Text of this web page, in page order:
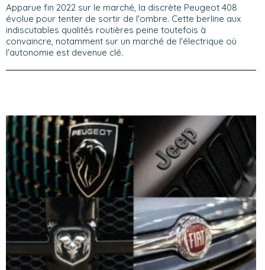
Apparue fin 2022 sur le marché, la discrète Peugeot 408
évolue pour tenter de sortir de l'ombre. Cette berline aux
indiscutables qualités routières peine toutefois à
convaincre, notamment sur un marché de l'électrique où
l'autonomie est devenue clé.